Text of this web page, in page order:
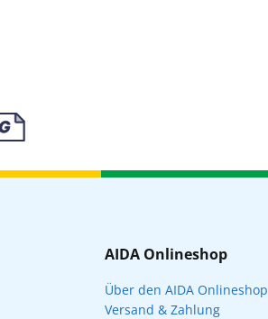
AIDA Onlineshop
Über den AIDA Onlineshop
Versand & Zahlung